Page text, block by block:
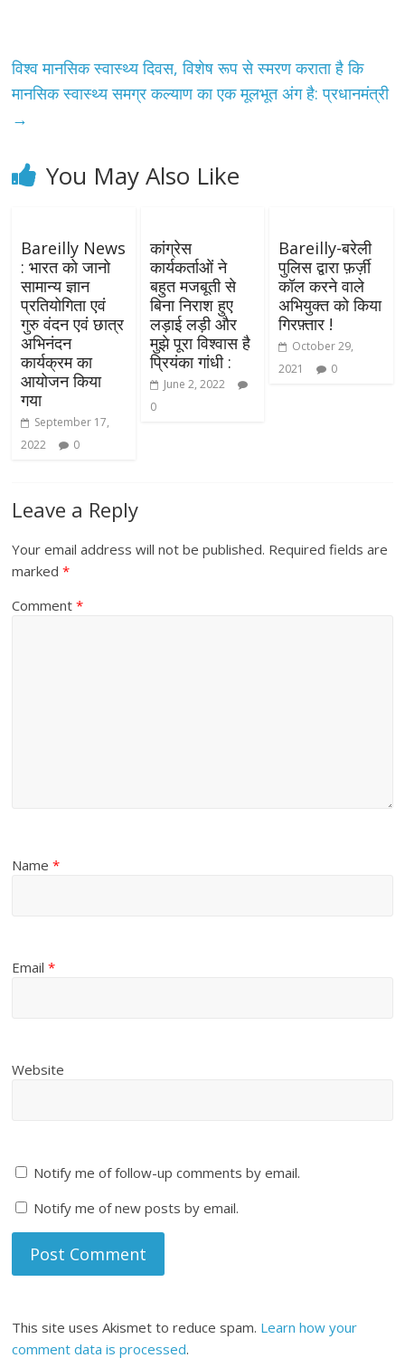
विश्व मानसिक स्वास्थ्य दिवस, विशेष रूप से स्‍मरण कराता है कि
मानसिक स्वास्थ्य समग्र कल्याण का एक मूलभूत अंग है: प्रधानमंत्री
→
You May Also Like
Bareilly News
: भारत को जानो
सामान्य ज्ञान
प्रतियोगिता एवं
गुरु वंदन एवं छात्र
अभिनंदन
कार्यक्रम का
आयोजन किया
गया
September 17,
2022
0
कांग्रेस
कार्यकर्ताओं ने
बहुत मजबूती से
बिना निराश हुए
लड़ाई लड़ी और
मुझे पूरा विश्वास है
प्रियंका गांधी :
June 2, 2022
0
Bareilly-बरेली
पुलिस द्वारा फ़र्ज़ी
कॉल करने वाले
अभियुक्त को किया
गिरफ़्तार !
October 29,
2021
0
Leave a Reply
Your email address will not be published. Required fields are
marked*
Comment*
Name*
Email*
Website
Notify me of follow-up comments by email.
Notify me of new posts by email.
This site uses Akismet to reduce spam. Learn how your
comment data is processed.